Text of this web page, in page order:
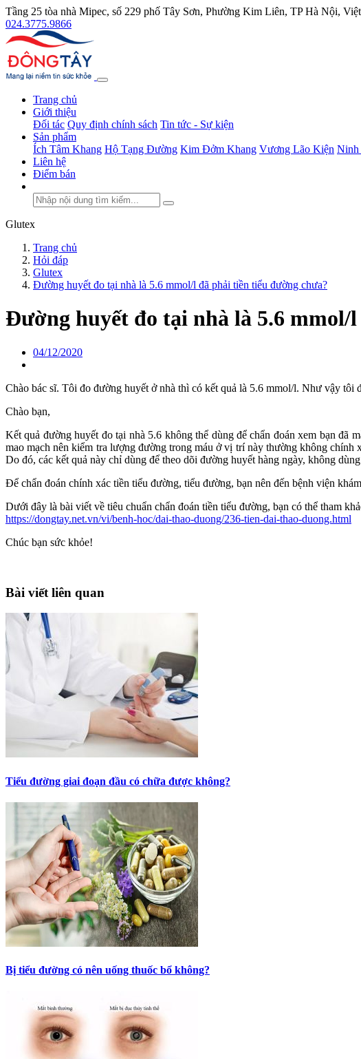
Tầng 25 tòa nhà Mipec, số 229 phố Tây Sơn, Phường Kim Liên, TP Hà Nội,
024.3775.9866
Trang chủ
Giới thiệu
Đối tác Quy định chính sách Tin tức - Sự kiện
Sản phẩm
Ích Tâm Khang Hộ Tạng Đường Kim Đởm Khang Vương Lão Kiện Ninh
Liên hệ
Điểm bán
Glutex
Trang chủ
Hỏi đáp
Glutex
Đường huyết đo tại nhà là 5.6 mmol/l đã phải tiền tiểu đường chưa?
Đường huyết đo tại nhà là 5.6 mmol/
04/12/2020
Chào bác sĩ. Tôi đo đường huyết ở nhà thì có kết quả là 5.6 mmol/l. Như vậy tôi
Chào bạn,
Kết quả đường huyết đo tại nhà 5.6 không thể dùng để chẩn đoán xem bạn
mao mạch nên kiểm tra lượng đường trong máu ở vị trí này thường không
Do đó, các kết quả này chỉ dùng để theo dõi đường huyết hàng ngày, không
Để chẩn đoán chính xác tiền tiểu đường, tiểu đường, bạn nên đến bệnh viện
Dưới đây là bài viết về tiêu chuẩn chẩn đoán tiền tiểu đường, bạn có thể tham
https://dongtay.net.vn/vi/benh-hoc/dai-thao-duong/236-tien-dai-thao-duong.html
Chúc bạn sức khỏe!
Bài viết liên quan
Tiểu đường giai đoạn đầu có chữa được không?
Bị tiểu đường có nên uống thuốc bổ không?